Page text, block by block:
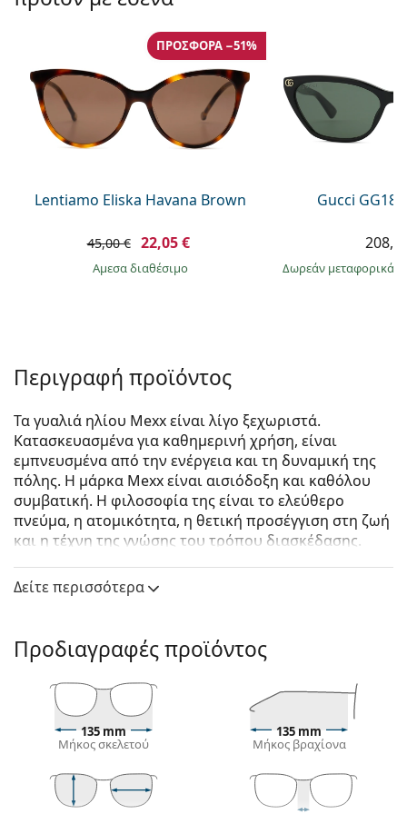
Persol
Όλες οι μάρκες
Lentiamo Eliska Havana Brown
ΠΡΟΣΦΟΡΆ −51%
45,00 € 22,05 €
άμεσα διαθέσιμο
Gucci
Δωρεάν μεταφορικά
Περιγραφή προϊόντος
Τα γυαλιά ηλίου Mexx είναι λίγο ξεχωριστά.
Κατασκευασμένα για καθημερινή χρήση, είναι
εμπνευσμένα από την ενέργεια και τη δυναμική της
πόλης. Η μάρκα Mexx είναι αισιόδοξη και καθόλου
συμβατική. Η φιλοσοφία της είναι το ελεύθερο
πνεύμα, η ατομικότητα, η θετική προσέγγιση στη ζωή
και η τέχνη της γνώσης του τρόπου διασκέδασης.
Mexx 6514 100 54είναι γυναικεία γυαλιά ηλίου.
Δείτε πώς φαίνονται πάνω σας αυτά τα γυαλιά ηλίου
Lentiamo.
Το μαύρο χρώμα του σκελετού ταιριάζει απόλυτα
με το δροσερό χρώμα του δέρματος και τα ανοιχτά
ξανθά, ανοιχτά καφέ ή μαύρα μαλλιά.
ιδανική επιλογή για όσους έχουν οβάλ, σχήμα
καρδιάς ή σχήμα διαμαντιού στο πρόσωπο τους.
Δείτε περισσότερα
Προδιαγραφές προϊόντος
135 mm
Μήκος σκελετού
135 mm
Μήκος βραχίονα